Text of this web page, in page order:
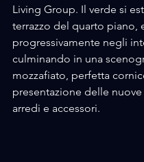
Living Group. Il verde si
terrazzo del quarto piano,
progressivamente negli
culminando in una
mozzafiato, perfetta
presentazione delle
arredi e accessori.